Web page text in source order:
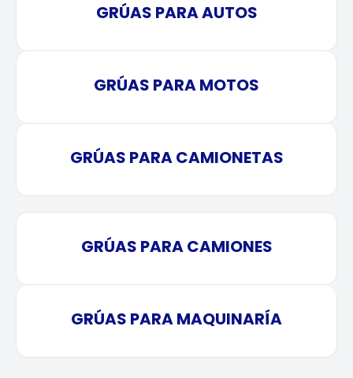
GRÚAS PARA AUTOS
GRÚAS PARA MOTOS
GRÚAS PARA CAMIONETAS
GRÚAS PARA CAMIONES
GRÚAS PARA MAQUINARÍA